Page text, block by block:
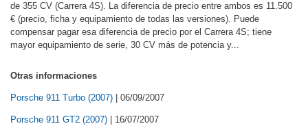
de 355 CV (Carrera 4S). La diferencia de precio entre ambos es 11.500
€ (precio, ficha y equipamiento de todas las versiones). Puede
compensar pagar esa diferencia de precio por el Carrera 4S; tiene
mayor equipamiento de serie, 30 CV más de potencia y...
Otras informaciones
Porsche 911 Turbo (2007) 06/09/2007
Porsche 911 GT2 (2007) 16/07/2007